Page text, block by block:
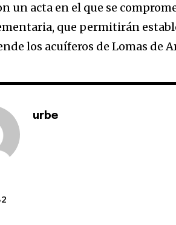
un acta en el que se
que permitirán
los acuíferos de Lomas de
urbe